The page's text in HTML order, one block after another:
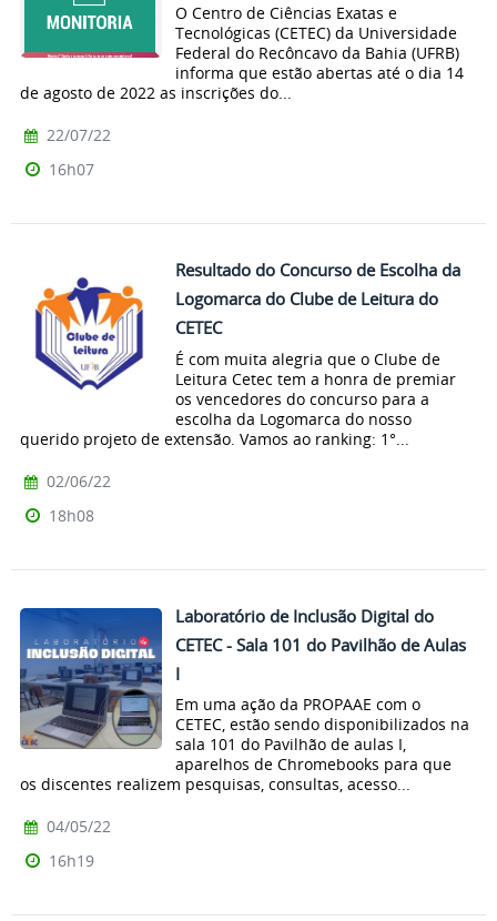
O Centro de Ciências Exatas e
Tecnológicas (CETEC) da Universidade
Federal do Recôncavo da Bahia (UFRB)
informa que estão abertas até o dia 14
de agosto de 2022 as inscrições do...
22/07/22
16h07
Resultado do Concurso de Escolha da
Logomarca do Clube de Leitura do
CETEC
É com muita alegria que o Clube de
Leitura Cetec tem a honra de premiar
os vencedores do concurso para a
escolha da Logomarca do nosso
querido projeto de extensão. Vamos ao ranking: 1°...
02/06/22
18h08
Laboratório de Inclusão Digital do
CETEC - Sala 101 do Pavilhão de Aulas
I
Em uma ação da PROPAAE com o
CETEC, estão sendo disponibilizados na
sala 101 do Pavilhão de aulas I,
aparelhos de Chromebooks para que
os discentes realizem pesquisas, consultas, acesso...
04/05/22
16h19